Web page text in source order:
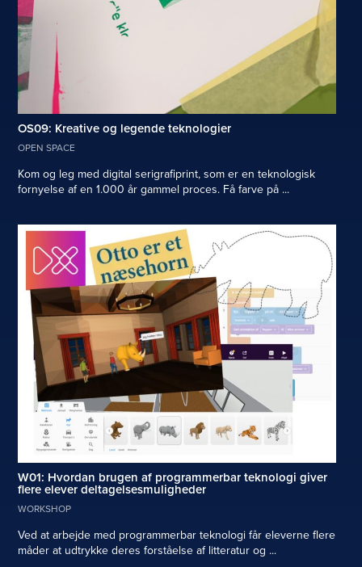
OS09: Kreative og legende teknologier
OPEN SPACE
Kom og leg med digital serigrafiprint, som er en teknologisk
fornyelse af en 1.000 år gammel proces. Få farve på ...
W01: Hvordan brugen af programmerbar teknologi giver
flere elever deltagelsesmuligheder
WORKSHOP
Ved at arbejde med programmerbar teknologi får eleverne flere
måder at udtrykke deres forståelse af litteratur og ...